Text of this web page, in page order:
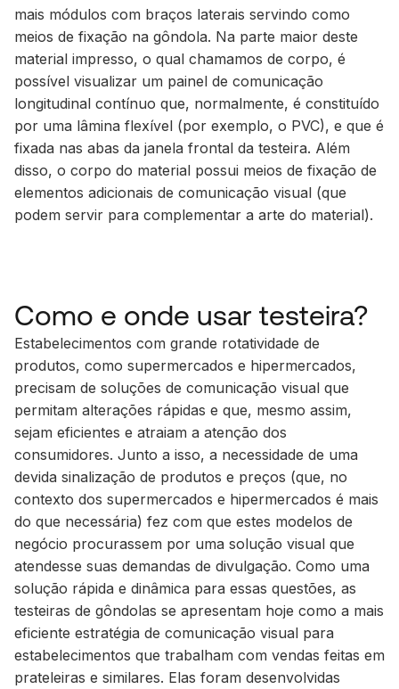
mais módulos com braços laterais servindo como
meios de fixação na gôndola. Na parte maior deste
material impresso, o qual chamamos de corpo, é
possível visualizar um painel de comunicação
longitudinal contínuo que, normalmente, é constituído
por uma lâmina flexível (por exemplo, o PVC), e que é
fixada nas abas da janela frontal da testeira. Além
disso, o corpo do material possui meios de fixação de
elementos adicionais de comunicação visual (que
podem servir para complementar a arte do material).
Como e onde usar testeira?
Estabelecimentos com grande rotatividade de
produtos, como supermercados e hipermercados,
precisam de soluções de comunicação visual que
permitam alterações rápidas e que, mesmo assim,
sejam eficientes e atraiam a atenção dos
consumidores. Junto a isso, a necessidade de uma
devida sinalização de produtos e preços (que, no
contexto dos supermercados e hipermercados é mais
do que necessária) fez com que estes modelos de
negócio procurassem por uma solução visual que
atendesse suas demandas de divulgação. Como uma
solução rápida e dinâmica para essas questões, as
testeiras de gôndolas se apresentam hoje como a mais
eficiente estratégia de comunicação visual para
estabelecimentos que trabalham com vendas feitas em
prateleiras e similares. Elas foram desenvolvidas